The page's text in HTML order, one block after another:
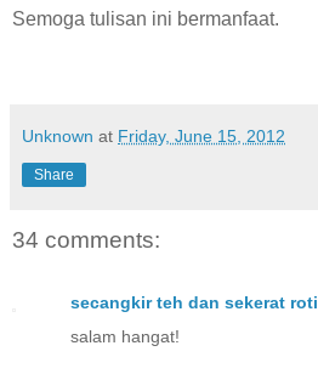
Semoga tulisan ini bermanfaat.
Unknown at Friday, June 15, 2012
Share
34 comments:
secangkir teh dan sekerat roti
salam hangat!